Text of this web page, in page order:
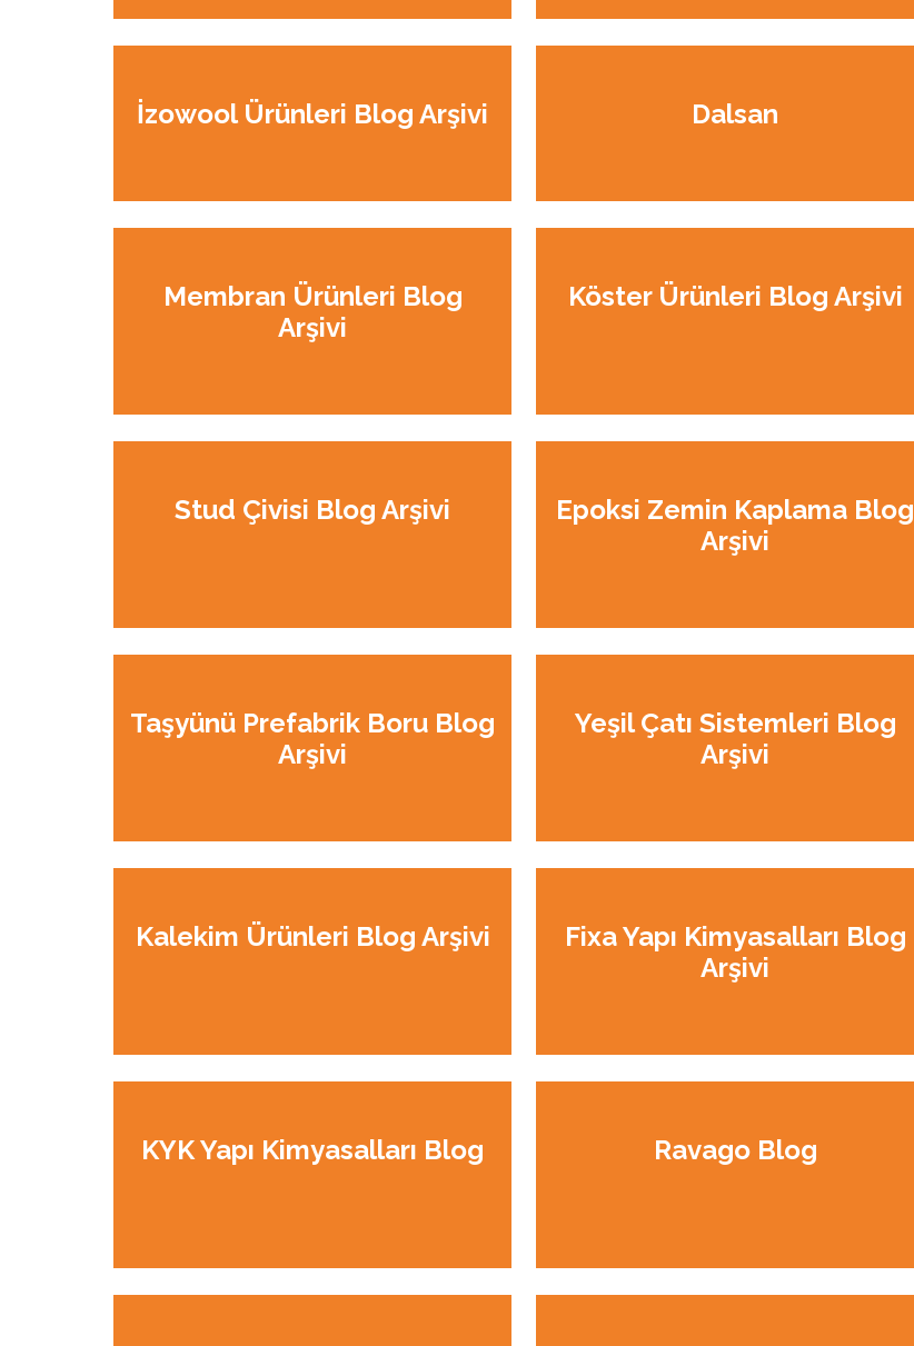
İzowool Ürünleri Blog Arşivi Dalsan
Membran Ürünleri Blog
Arşivi
Köster Ürünleri Blog Arşivi
Stud Çivisi Blog Arşivi
Epoksi Zemin Kaplama Blog
Arşivi
Taşyünü Prefabrik Boru Blog
Arşivi
Yeşil Çatı Sistemleri Blog
Arşivi
Kalekim Ürünleri Blog Arşivi
Fixa Yapı Kimyasalları Blog
Arşivi
KYK Yapı Kimyasalları Blog Ravago Blog